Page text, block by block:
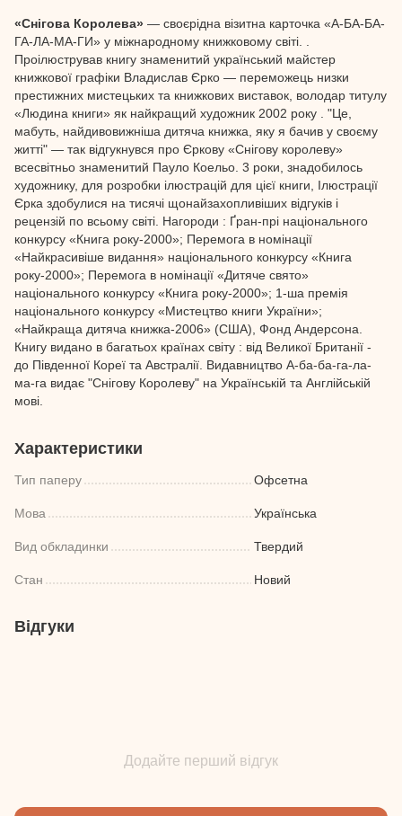
«Снігова Королева» — своєрідна візитна карточка «А-БА-БА-
ГА-ЛА-МА-ГИ» у міжнародному книжковому світі. .
Проілюстрував книгу знаменитий український майстер
книжкової графіки Владислав Єрко — переможець низки
престижних мистецьких та книжкових виставок, володар титулу
«Людина книги» як найкращий художник 2002 року . "Це,
мабуть, найдивовижніша дитяча книжка, яку я бачив у своєму
житті" — так відгукнувся про Єркову «Снігову королеву»
всесвітньо знаменитий Пауло Коельо. 3 роки, знадобилось
художнику, для розробки ілюстрацій для цієї книги, Ілюстрації
Єрка здобулися на тисячі щонайзахопливіших відгуків і
рецензій по всьому світі. Нагороди : Ґран-прі національного
конкурсу «Книга року-2000»; Перемога в номінації
«Найкрасивіше видання» національного конкурсу «Книга
року-2000»; Перемога в номінації «Дитяче свято»
національного конкурсу «Книга року-2000»; 1-ша премія
національного конкурсу «Мистецтво книги України»;
«Найкраща дитяча книжка-2006» (США), Фонд Андерсона.
Книгу видано в багатьох країнах світу : від Великої Британії -
до Південної Кореї та Австралії. Видавництво А-ба-ба-га-ла-
ма-га видає "Снігову Королеву" на Українській та Англійській
мові.
Характеристики
Тип паперу Офсетна
Мова Українська
Вид обкладинки Твердий
Стан Новий
Відгуки
Додайте перший відгук